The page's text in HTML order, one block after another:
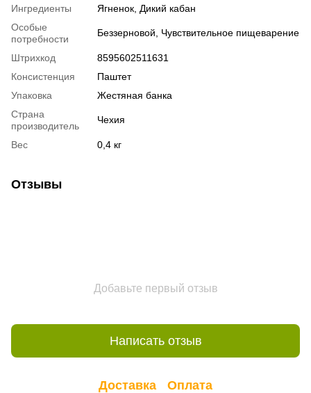
Ингредиенты
Ягненок, Дикий кабан
Особые
потребности
Беззерновой, Чувствительное пищеварение
Штрихкод
8595602511631
Консистенция
Паштет
Упаковка
Жестяная банка
Страна
производитель
Чехия
Вес 0,4 кг
Отзывы
Добавьте первый отзыв
Написать отзыв
Доставка Оплата